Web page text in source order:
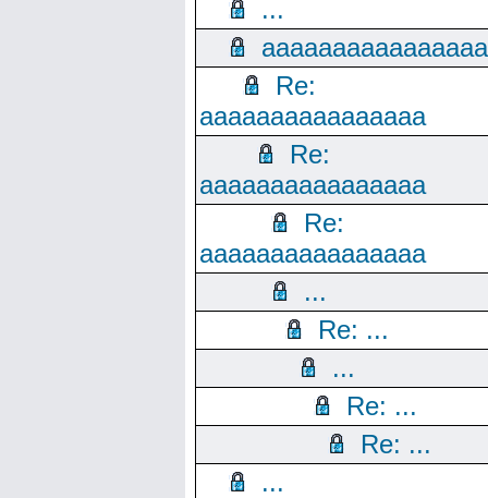
...
aaaaaaaaaaaaaaaa
Re:
aaaaaaaaaaaaaaaa
Re:
aaaaaaaaaaaaaaaa
Re:
aaaaaaaaaaaaaaaa
...
Re: ...
...
Re: ...
Re: ...
...